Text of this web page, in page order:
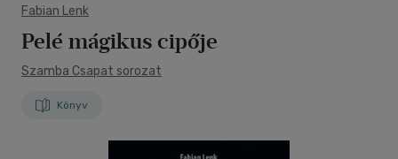
Fabian Lenk
Pelé mágikus cipője
Szamba Csapat sorozat
Könyv